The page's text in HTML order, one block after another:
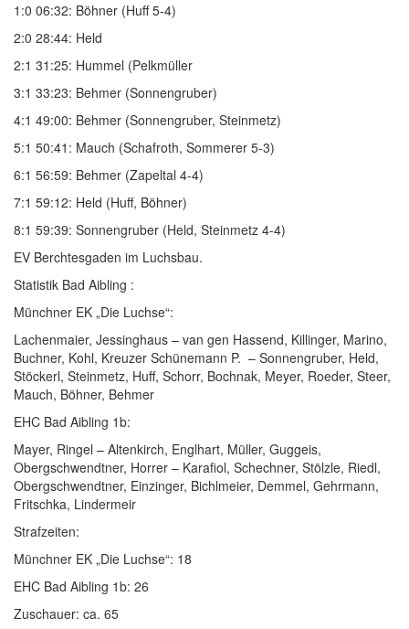
1:0 06:32: Böhner (Huff 5-4)
2:0 28:44: Held
2:1 31:25: Hummel (Pelkmüller
3:1 33:23: Behmer (Sonnengruber)
4:1 49:00: Behmer (Sonnengruber, Steinmetz)
5:1 50:41: Mauch (Schafroth, Sommerer 5-3)
6:1 56:59: Behmer (Zapeltal 4-4)
7:1 59:12: Held (Huff, Böhner)
8:1 59:39: Sonnengruber (Held, Steinmetz 4-4)
EV Berchtesgaden im Luchsbau.
Statistik Bad Aibling :
Münchner EK „Die Luchse“:
Lachenmaier, Jessinghaus – van gen Hassend, Killinger, Marino,
Buchner, Kohl, Kreuzer Schünemann P. – Sonnengruber, Held,
Stöckerl, Steinmetz, Huff, Schorr, Bochnak, Meyer, Roeder, Steer,
Mauch, Böhner, Behmer
EHC Bad Aibling 1b:
Mayer, Ringel – Altenkirch, Englhart, Müller, Guggeis,
Obergschwendtner, Horrer – Karafiol, Schechner, Stölzle, Riedl,
Obergschwendtner, Einzinger, Bichlmeier, Demmel, Gehrmann,
Fritschka, Lindermeir
Strafzeiten:
Münchner EK „Die Luchse“: 18
EHC Bad Aibling 1b: 26
Zuschauer: ca. 65